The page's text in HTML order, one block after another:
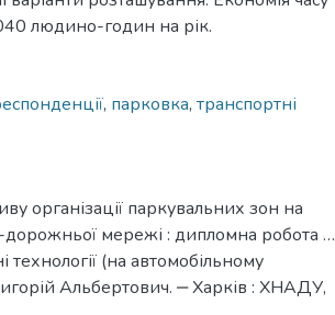
людино-годин на рік.
, парковка, транспортні
організації паркувальних зон на
дорожньої мережі : дипломна робота …
технології (на автомобільному
Альбертович. ‒ Харків : ХНАДУ,